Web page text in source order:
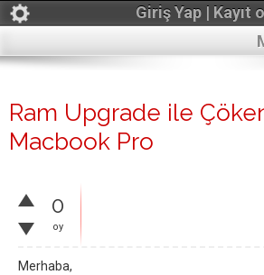
Giriş Yap | Kayıt ol
Ram Upgrade ile
Macbook Pro
0
oy
Merhaba,